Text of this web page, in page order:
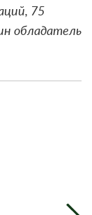
75
обладатель